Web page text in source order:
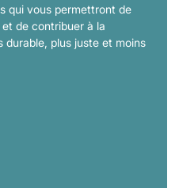
qui vous permettront de
de contribuer à la
plus juste et moins